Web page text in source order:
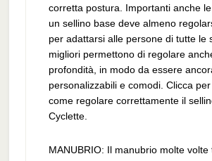
corretta postura. Importanti anche
un sellino base deve almeno
per adattarsi alle persone di tutte le
migliori permettono di regolare
profondità, in modo da essere
personalizzabili e comodi. Clicca
come regolare correttamente il
Cyclette.
MANUBRIO: Il manubrio molte volte